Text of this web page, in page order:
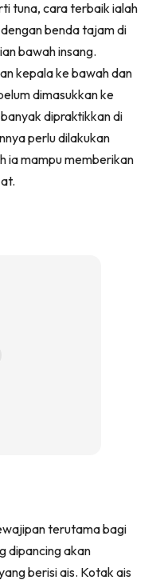
tuna, cara terbaik ialah
benda tajam di
bawah insang.
kepala ke bawah dan
dimasukkan ke
dipraktikkan di
perlu dilakukan
ia mampu memberikan
terutama bagi
dipancing akan
berisi ais. Kotak ais